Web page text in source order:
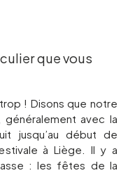
que vous
! Disons que notre
avec la
jusqu’au début de
à Liège. Il y a
: les fêtes de la